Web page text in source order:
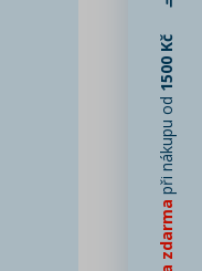
při nákupu od
1500 Kč